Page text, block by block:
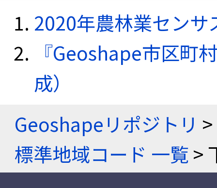
2020年農林業セン
『Geoshape市区町
成）
Geoshapeリポジトリ >
標準地域コード 一覧>